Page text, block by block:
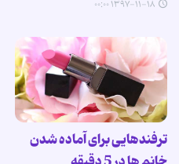
۱۳۹۷-۱۱-۱۸ ۰۰:۰۰
ترفندهایی برای آماده شدن